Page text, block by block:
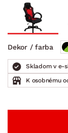
Dekor / farba
Skladom v e-
K osobnému